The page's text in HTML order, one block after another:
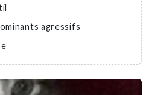
agressifs